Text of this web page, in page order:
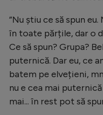
Auto
Rugby
Ciclism
Alte
JO 2024
”Nu știu ce să spun
în toate părțile, dar o
Ce să spun? Grupa?
puternică. Dar eu, ce
batem pe elvețieni,
nu e cea mai
mai... în rest pot să